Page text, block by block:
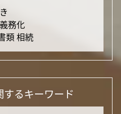
務化
類 相続
るキーワード